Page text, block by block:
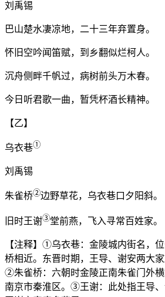
刘禹锡
巴山楚水凄凉地，二十三年弃置身。
怀旧空吟闻笛赋，到乡翻似烂柯人。
沉舟侧畔千帆过，病树前头万木春。
今日听君歌一曲，暂凭杯酒长精神。
【乙】
乌衣巷①
刘禹锡
朱雀桥②边野草花，乌衣巷口夕阳斜。
旧时王谢③堂前燕，飞入寻常百姓家。
【注释】①乌衣巷：金陵城内街名，
桥相近。东晋时期，王导、谢安两大家
②朱雀桥：六朝时金陵正南朱雀门外
南京市秦淮区。③王谢：此处指王导